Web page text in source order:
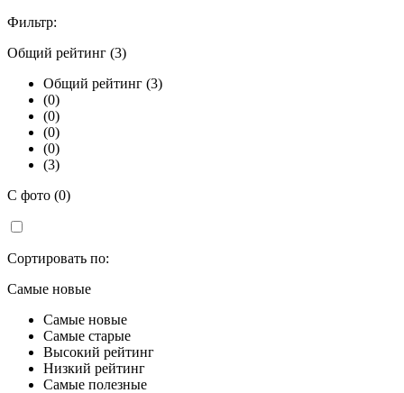
Фильтр:
Общий рейтинг (3)
Общий рейтинг (3)
(0)
(0)
(0)
(0)
(3)
С фото (0)
Сортировать по:
Самые новые
Самые новые
Самые старые
Высокий рейтинг
Низкий рейтинг
Самые полезные